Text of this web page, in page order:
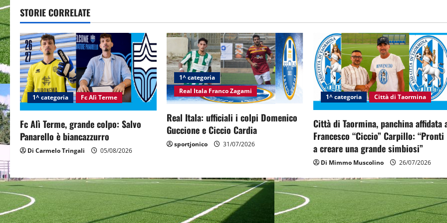
n
a
v
i
g
a
t
o
n
STORIE CORRELATE
1^ categoria Fc Alì Terme
Fc Alì Terme, grande colpo: Salvo
Panarello è biancazzurro
Di Carmelo Tringali 05/08/2026
1^ categoria
Real Itala Franco Zagami
Real Itala: ufficiali i colpi Domenico
Guccione e Ciccio Cardia
sportjonico 31/07/2026
1^ categoria Città di Taormina
Città di Taormina, panchina affidata
Francesco “Ciccio” Carpillo: “Pronti
a creare una grande simbiosi”
Di Mimmo Muscolino 26/07/2026